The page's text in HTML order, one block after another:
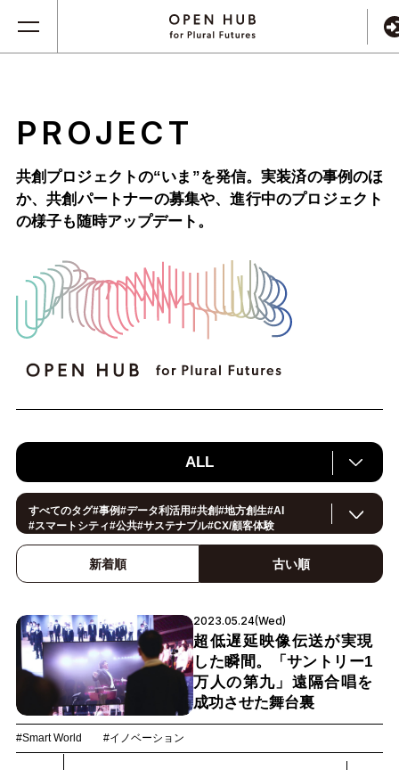
PROJECT
共創プロジェクトの“いま”を発信。実装済の事例のほ
か、共創パートナーの募集や、進行中のプロジェクト
の様子も随時アップデート。
ALL
すべてのタグ#事例#データ利活用#共創#地方創生#AI
#スマートシティ#公共#サステナブル#CX/顧客体験
#イノベーション
#Foodtech#デジタルツイン
新着順 古い順
2023.05.24(Wed)
超低遅延映像伝送が実現
した瞬間。「サントリー1
万人の第九」遠隔合唱を
成功させた舞台裏
#Smart World #イノベーション